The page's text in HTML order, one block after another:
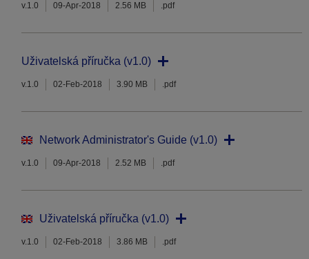
v.1.0 09-Apr-2018 2.56 MB .pdf
Uživatelská příručka (v1.0)
v.1.0 02-Feb-2018 3.90 MB .pdf
Network Administrator's Guide (v1.0)
v.1.0 09-Apr-2018 2.52 MB .pdf
Uživatelská příručka (v1.0)
v.1.0 02-Feb-2018 3.86 MB .pdf